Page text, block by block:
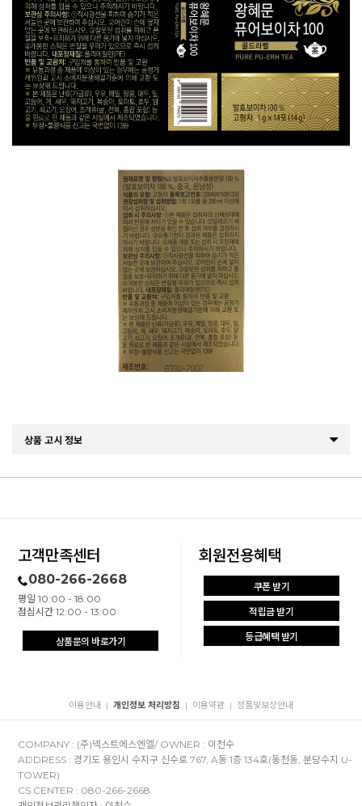
상품 고시 정보
고객만족센터
080-266-2668
평일 10:00 - 18:00
점심시간 12:00 - 13:00
상품문의 바로가기
회원전용혜택
쿠폰 받기
적립금 받기
등급혜택 받기
이용안내 | 개인정보 처리방침 | 이용약관 | 정품및보상안내
COMPANY : (주)넥스트에스엔엘/ OWNER : 이천수
ADDRESS : 경기도 용인시 수지구 신수로 767, A동 1층 134호(동천동, 분당수지 U-
TOWER)
CS CENTER : 080-266-2668